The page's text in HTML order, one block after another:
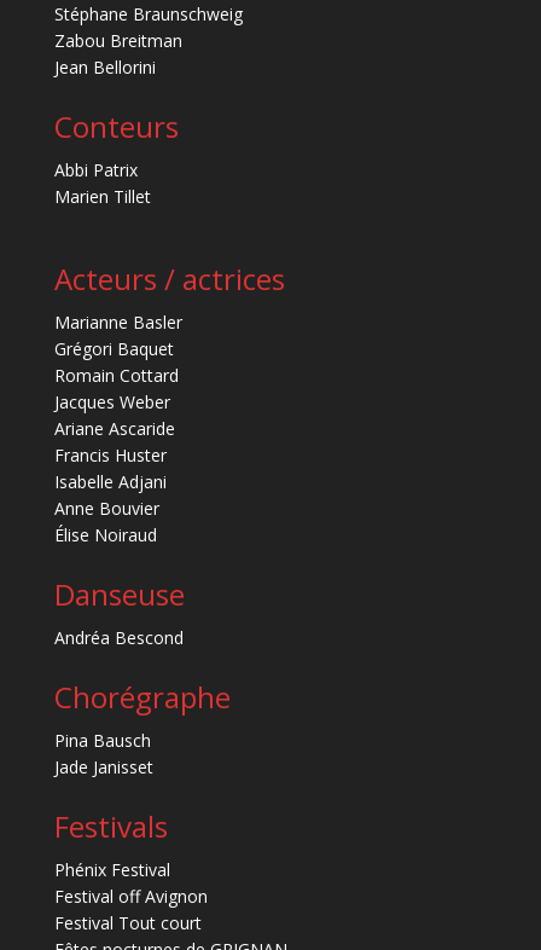
Stéphane Braunschweig
Zabou Breitman
Jean Bellorini
Conteurs
Abbi Patrix
Marien Tillet
Acteurs / actrices
Marianne Basler
Grégori Baquet
Romain Cottard
Jacques Weber
Ariane Ascaride
Francis Huster
Isabelle Adjani
Anne Bouvier
Élise Noiraud
Danseuse
Andréa Bescond
Chorégraphe
Pina Bausch
Jade Janisset
Festivals
Phénix Festival
Festival off Avignon
Festival Tout court